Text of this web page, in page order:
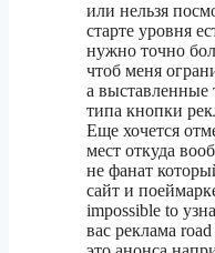
или нельзя
старте уровня
нужно точно
чтоб меня
а выставленные
типа кнопки
Еще хочется
мест откуда
не фанат
сайт и
impossible to
вас реклама